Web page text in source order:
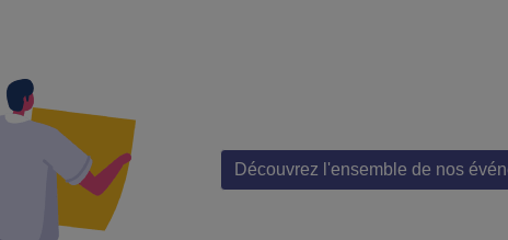
Découvrez l'ensemble de nos